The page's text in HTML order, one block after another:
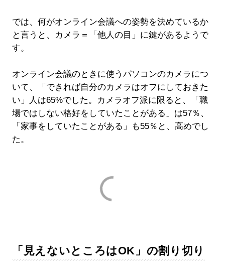
では、何がオンライン会議への姿勢を決めているか
と言うと、カメラ＝「他人の目」に鍵があるようで
す。
オンライン会議のときに使うパソコンのカメラにつ
いて、「できれば自分のカメラはオフにしておきた
い」人は65%でした。カメラオフ派に限ると、「職
場ではしない格好をしていたことがある」は57％、
「家事をしていたことがある」も55％と、高めでし
た。
「見えないところはOK」の割り切り